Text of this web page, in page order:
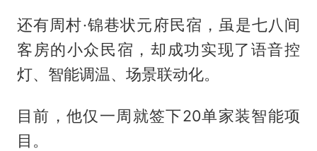
还有周村·锦巷状元府民宿，虽是七八间
客房的小众民宿，却成功实现了语音控
灯、智能调温、场景联动化。
目前，他仅一周就签下20单家装智能项
目。